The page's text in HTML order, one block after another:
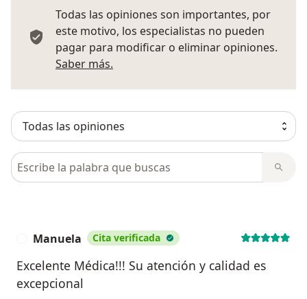
Todas las opiniones son importantes, por
este motivo, los especialistas no pueden
pagar para modificar o eliminar opiniones.
Saber más.
Busca en opiniones
Manuela Cita verificada
Excelente Médica!!! Su atención y calidad es
excepcional